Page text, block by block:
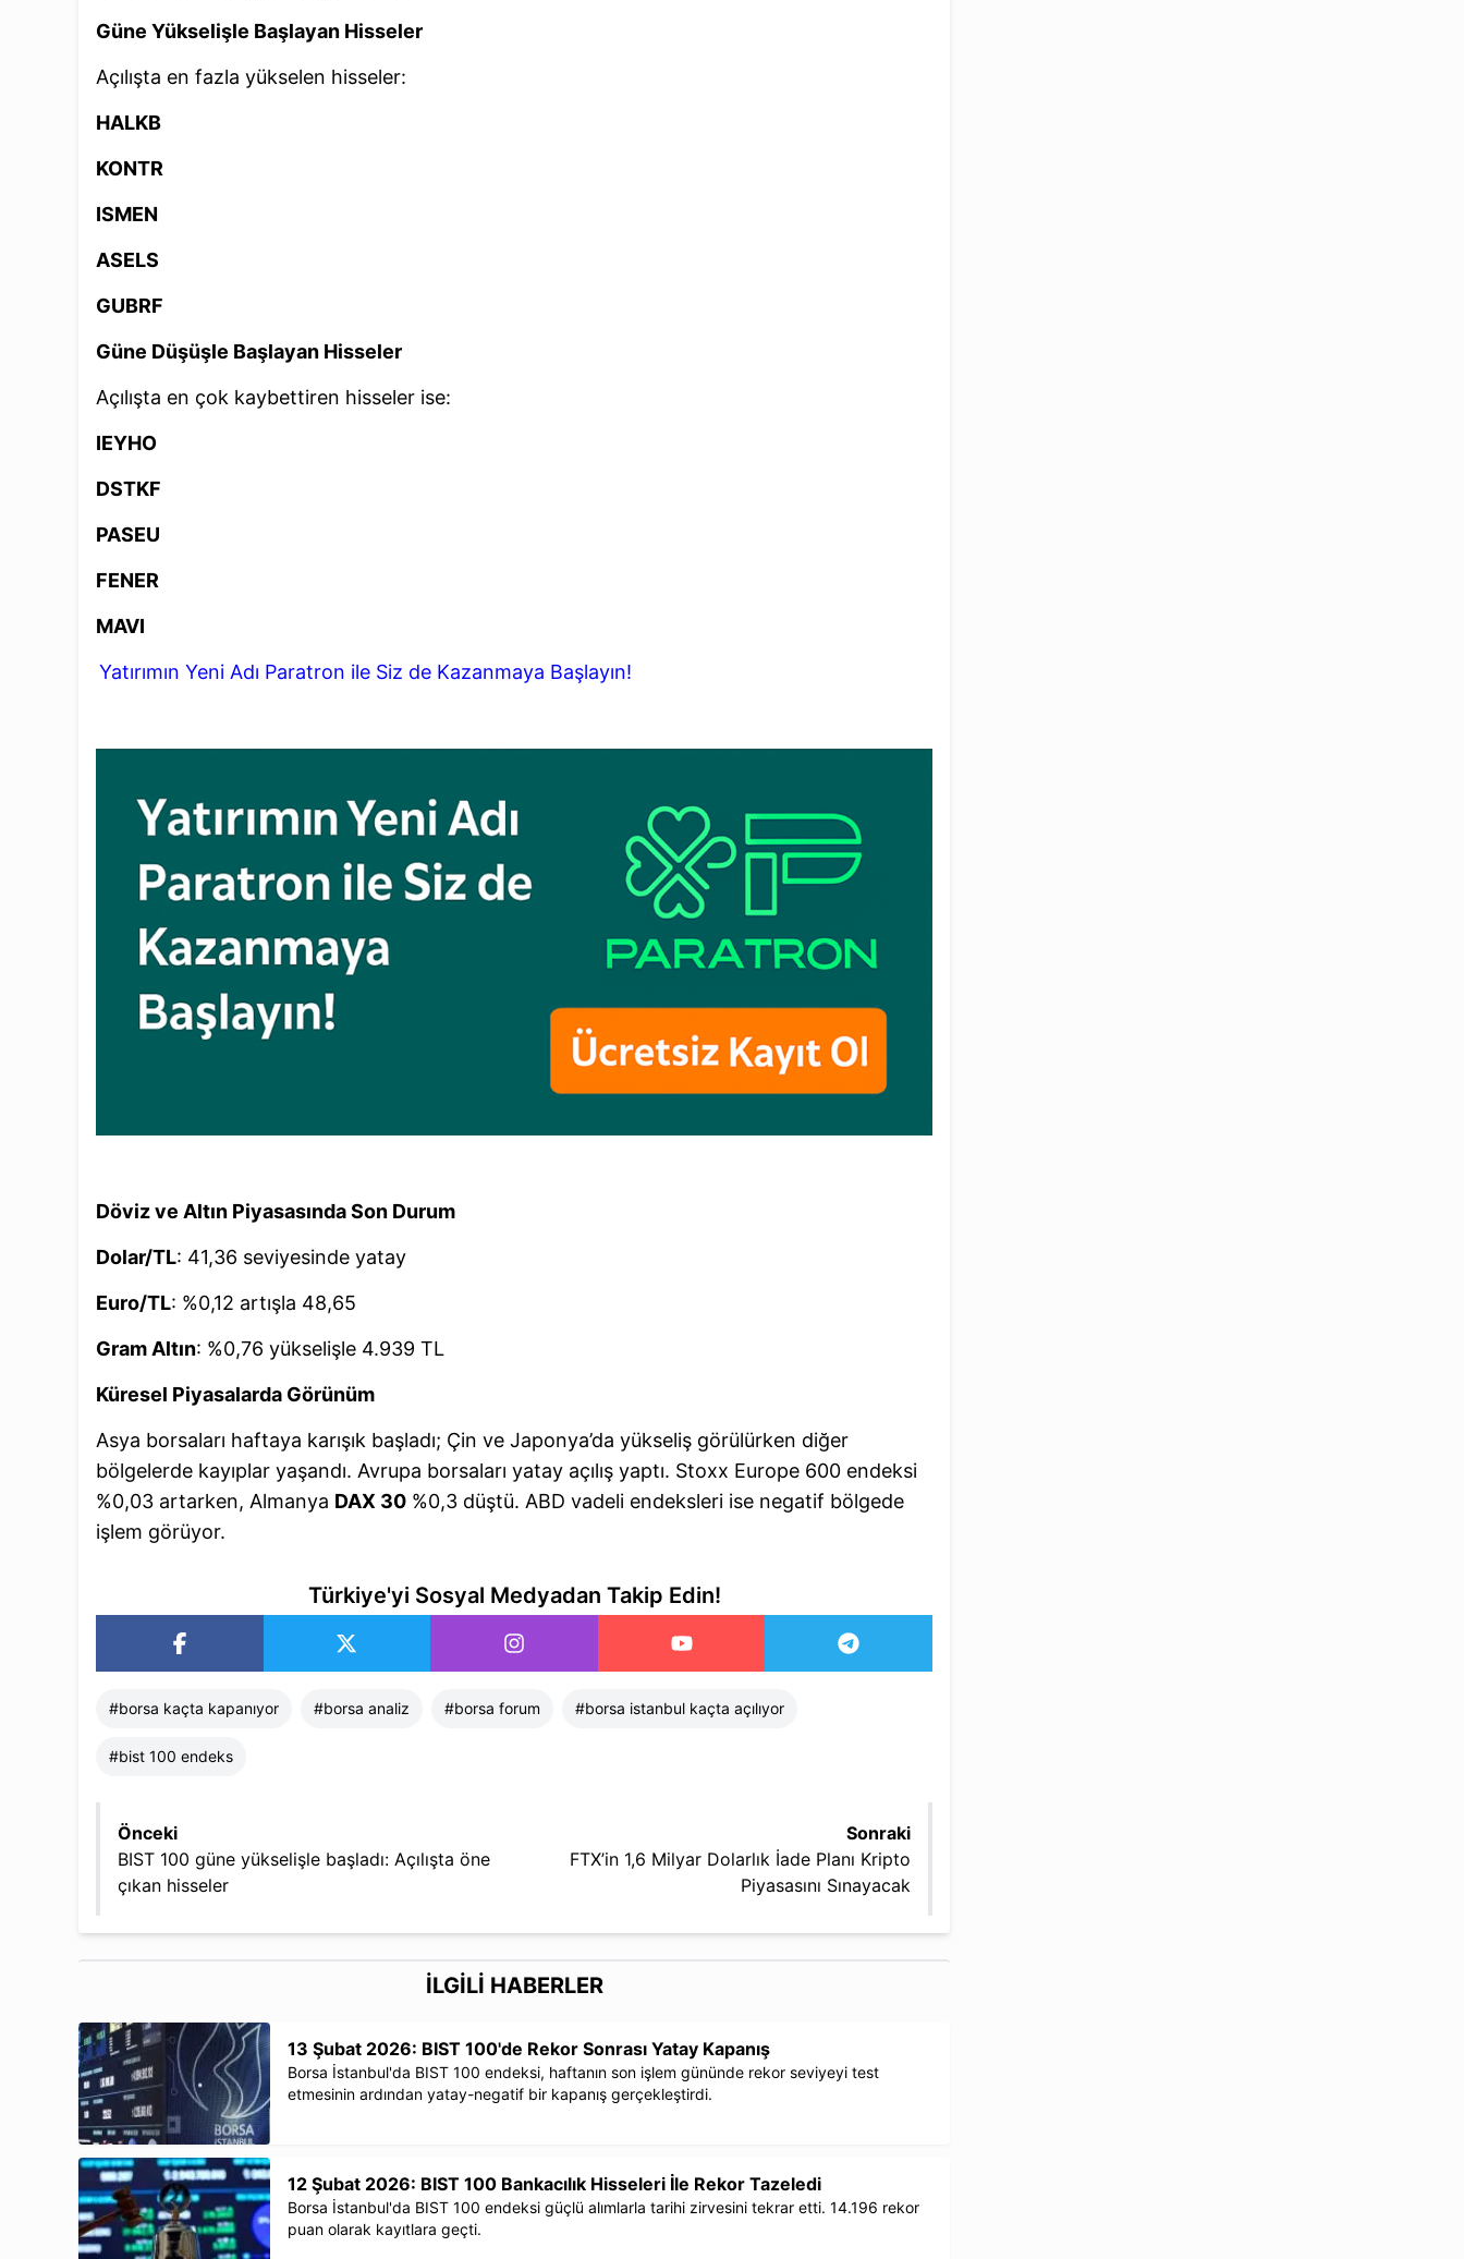
Güne Yükselişle Başlayan Hisseler
Açılışta en fazla yükselen hisseler:
HALKB
KONTR
ISMEN
ASELS
GUBRF
Güne Düşüşle Başlayan Hisseler
Açılışta en çok kaybettiren hisseler ise:
IEYHO
DSTKF
PASEU
FENER
MAVI
Yatırımın Yeni Adı Paratron ile Siz de Kazanmaya Başlayın!
Döviz ve Altın Piyasasında Son Durum
Dolar/TL: 41,36 seviyesinde yatay
Euro/TL: %0,12 artışla 48,65
Gram Altın: %0,76 yükselişle 4.939 TL
Küresel Piyasalarda Görünüm
Asya borsaları haftaya karışık başladı; Çin ve Japonya’da yükseliş görülürken diğer
bölgelerde kayıplar yaşandı. Avrupa borsaları yatay açılış yaptı. Stoxx Europe 600 endeksi
%0,03 artarken, Almanya DAX 30 %0,3 düştü. ABD vadeli endeksleri ise negatif bölgede
işlem görüyor.
Türkiye'yi Sosyal Medyadan Takip Edin!
#borsa kaçta kapanıyor​ #borsa analiz​ #borsa forum #borsa istanbul kaçta açılıyor
#bist 100 endeks
Önceki
BIST 100 güne yükselişle başladı: Açılışta öne
çıkan hisseler
Sonraki
FTX’in 1,6 Milyar Dolarlık İade Planı Kripto
Piyasasını Sınayacak
İLGİLİ HABERLER
13 Şubat 2026: BIST 100'de Rekor Sonrası Yatay Kapanış
Borsa İstanbul'da BIST 100 endeksi, haftanın son işlem gününde rekor seviyeyi test
etmesinin ardından yatay-negatif bir kapanış gerçekleştirdi.
12 Şubat 2026: BIST 100 Bankacılık Hisseleri İle Rekor Tazeledi
Borsa İstanbul'da BIST 100 endeksi güçlü alımlarla tarihi zirvesini tekrar etti. 14.196 rekor
puan olarak kayıtlara geçti.